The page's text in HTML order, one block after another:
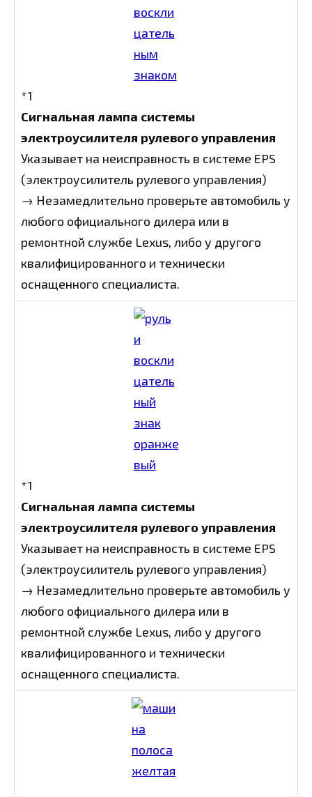
*1
Сигнальная лампа системы
электроусилителя рулевого управления
Указывает на неисправность в системе EPS
(электроусилитель рулевого управления)
→ Незамедлительно проверьте автомобиль у
любого официального дилера или в
ремонтной службе Lexus, либо у другого
квалифицированного и технически
оснащенного специалиста.
*1
Сигнальная лампа системы
электроусилителя рулевого управления
Указывает на неисправность в системе EPS
(электроусилитель рулевого управления)
→ Незамедлительно проверьте автомобиль у
любого официального дилера или в
ремонтной службе Lexus, либо у другого
квалифицированного и технически
оснащенного специалиста.